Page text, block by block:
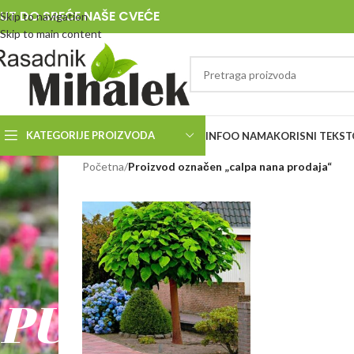
Skip to navigation
Skip to main content
DO SREĆE NAŠE CVEĆE
KATEGORIJE PROIZVODA INFOO NAMAKORISNI
RASADNIK
MIHALEK
PUT
Početna/Proizvod označen „calpa nana prodaja“